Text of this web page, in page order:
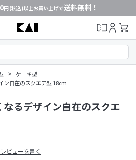
円(税込)以上お買い上げで送料無料！
> ケーキ型
ン自在のスクエア型 18cm
レビューを書く
るデザイン自在のスクエ